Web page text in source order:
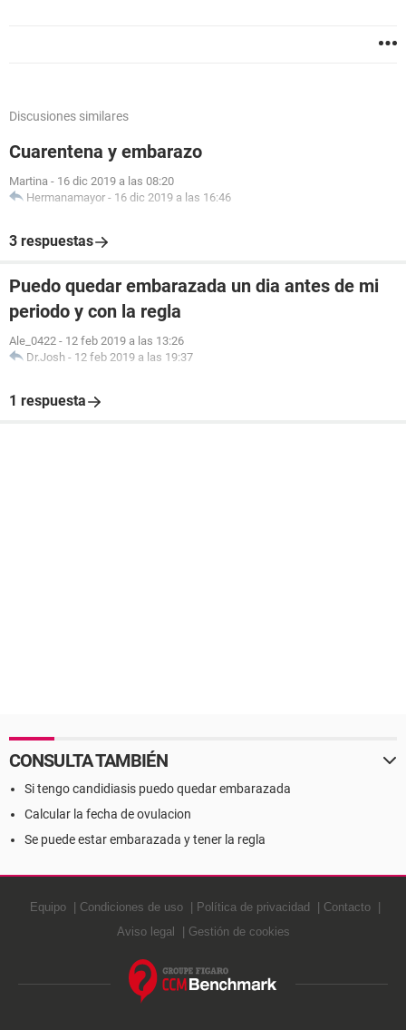
Discusiones similares
Cuarentena y embarazo
Martina - 16 dic 2019 a las 08:20
Hermanamayor - 16 dic 2019 a las 16:46
3 respuestas
Puedo quedar embarazada un dia antes de mi
periodo y con la regla
Ale_0422 - 12 feb 2019 a las 13:26
Dr.Josh - 12 feb 2019 a las 19:37
1 respuesta
CONSULTA TAMBIÉN
Si tengo candidiasis puedo quedar embarazada
Calcular la fecha de ovulacion
Se puede estar embarazada y tener la regla
Equipo Condiciones de uso Política de privacidad
Contacto
Aviso legal
Gestión de cookies